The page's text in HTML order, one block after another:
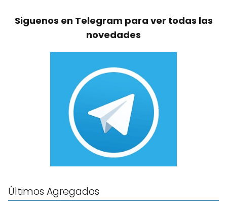
Siguenos en Telegram para ver todas las
novedades
Últimos Agregados